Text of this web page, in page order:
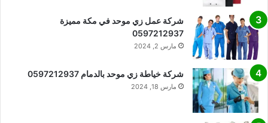
شركة عمل زي موحد في مكة مميزة
0597212937
مارس 2, 2024
شركة خياطة زي موحد بالدمام 0597212937
مارس 18, 2024